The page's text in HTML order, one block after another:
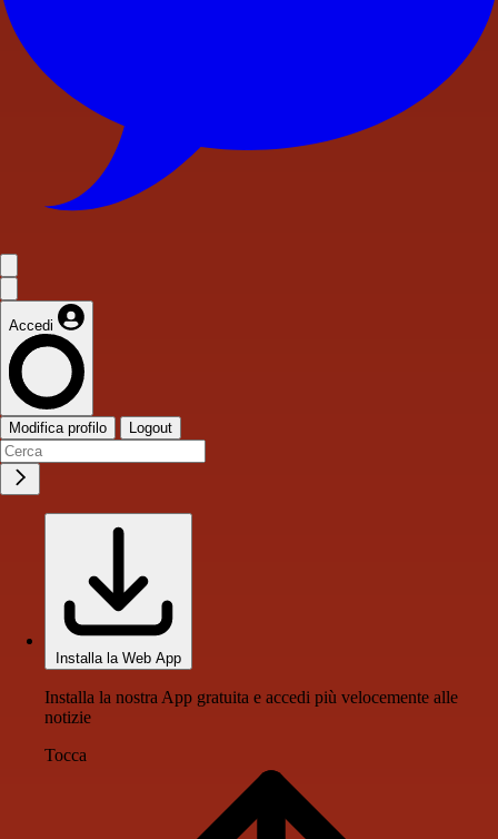
Accedi
Modifica profilo Logout
Installa la Web App
Installa la nostra App gratuita e accedi più velocemente alle
notizie
Tocca